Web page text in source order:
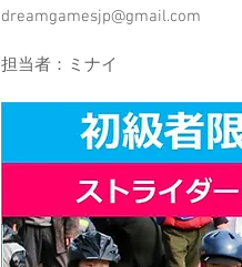
dreamgamesjp@gmail.com
担当者：ミナイ